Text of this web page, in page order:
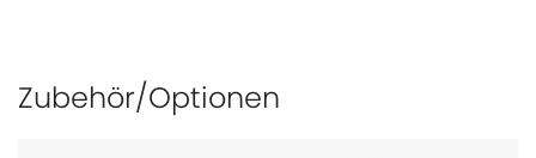
Zubehör/Optionen